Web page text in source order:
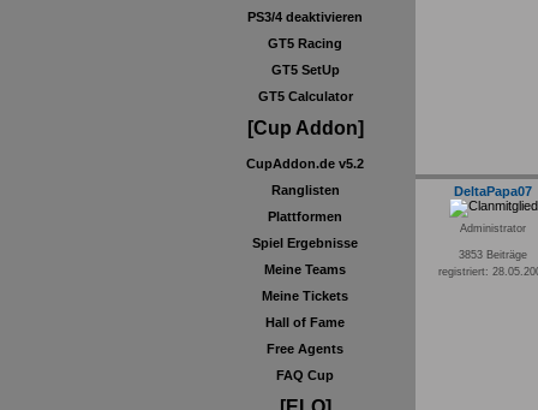
PS3/4 deaktivieren
GT5 Racing
GT5 SetUp
GT5 Calculator
[Cup Addon]
CupAddon.de v5.2
Ranglisten
Plattformen
Spiel Ergebnisse
Meine Teams
Meine Tickets
Hall of Fame
Free Agents
FAQ Cup
DeltaPapa07
Administrator
3853 Beiträge
registriert: